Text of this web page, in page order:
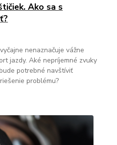
Ako sa s
nenaznačuje vážne
jazdy. Aké nepríjemné zvuky
potrebné navštíviť
problému?